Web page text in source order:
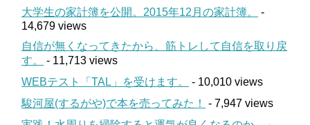
大学生の家計簿を公開。2015年12月の家計簿。
-
14,679 views
自信が無くなってきたから、筋トレして自信を取り戻
す。
- 11,713 views
WEBテスト「TAL」を受けます。
- 10,010 views
駿河屋(するがや)で本を売ってみた！
- 7,947 views